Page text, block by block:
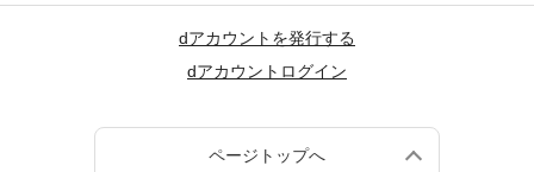
dアカウントを発行する
dアカウントログイン
ページトップへ